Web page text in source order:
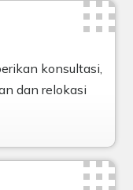
konsultasi,
dan relokasi